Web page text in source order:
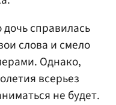
справилась
слова и смело
Однако,
всерьез
не будет.